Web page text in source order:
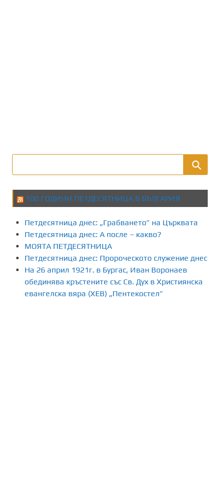
100 ГОДИНИ ПЕТДЕСЯТНИЦА В БЪЛГАРИЯ
Петдесятница днес: „Грабването” на Църквата
Петдесятница днес: А после – какво?
МОЯТА ПЕТДЕСЯТНИЦА
Петдесятница днес: Пророческото служение днес
На 26 април 1921г. в Бургас, Иван Воронаев
обединява кръстените със Св. Дух в Християнска
евангелска вяра (ХЕВ) „Пентекостел”